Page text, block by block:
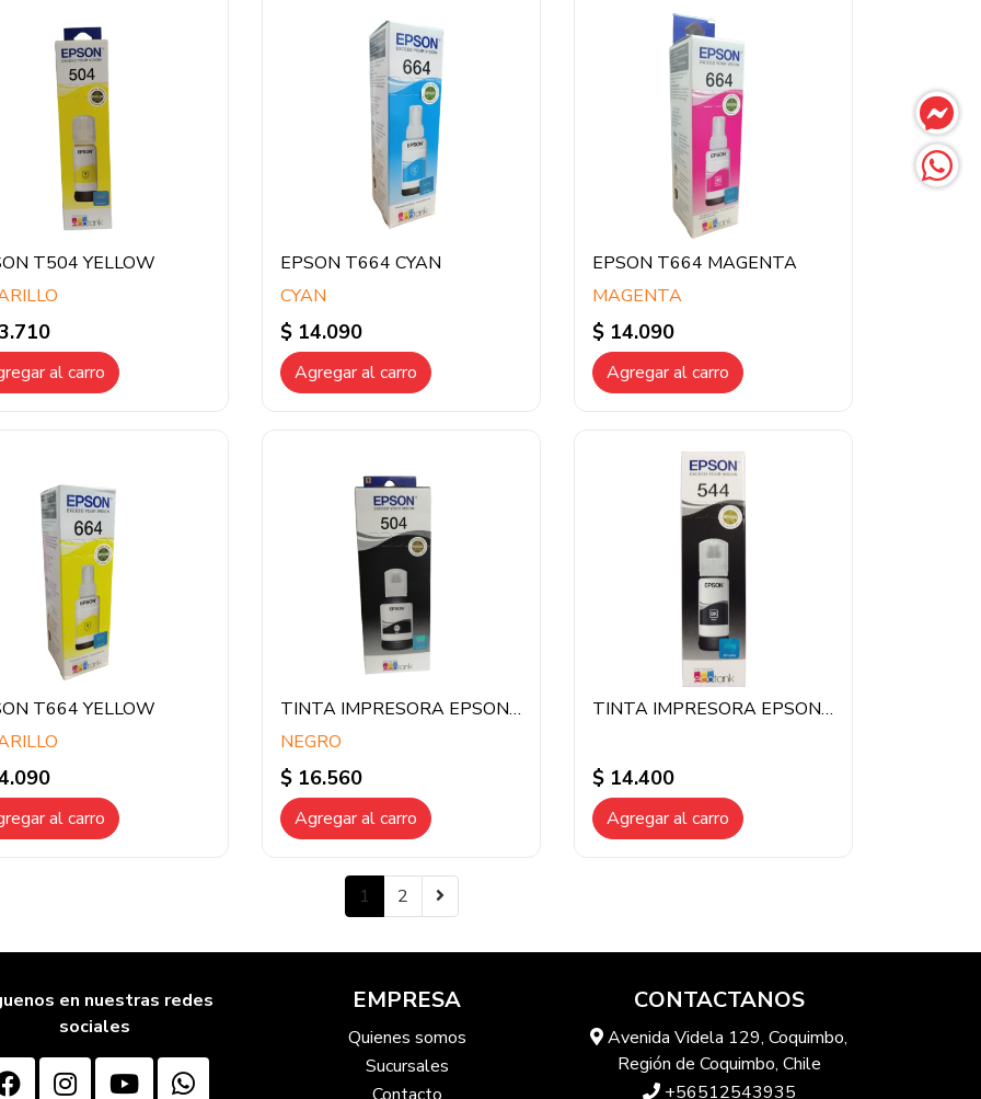
T504 YELLOW
al carro
EPSON T664 CYAN
CYAN
$ 14.090
Agregar al carro
EPSON T664 MAGENTA
MAGENTA
$ 14.090
Agregar al carro
T664 YELLOW
al carro
TINTA IMPRESORA EPSON T504 NEGRO
NEGRO
$ 16.560
Agregar al carro
TINTA IMPRESORA EPSON T544 NEGRO
$ 14.400
Agregar al carro
1 2
en nuestras redes
sociales
EMPRESA
Quienes somos
Sucursales
CONTACTANOS
Avenida Videla 129, Coquimbo,
Región de Coquimbo, Chile
+56512543935